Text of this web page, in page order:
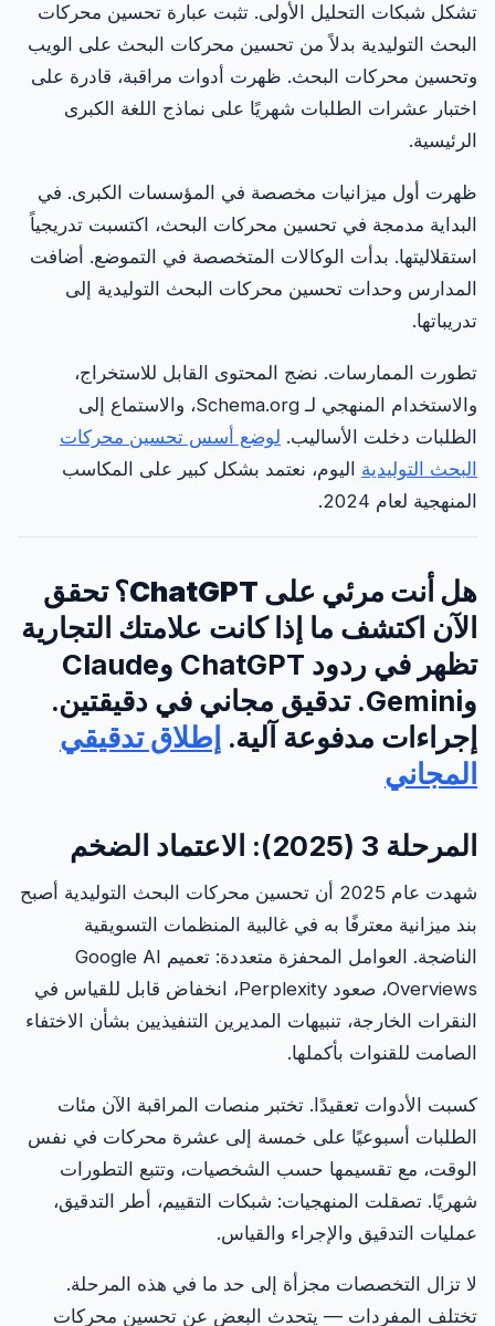
تشكل شبكات التحليل الأولى. تثبت عبارة تحسين محركات
البحث التوليدية بدلاً من تحسين محركات البحث على الويب
وتحسين محركات البحث. ظهرت أدوات مراقبة، قادرة على
اختبار عشرات الطلبات شهريًا على نماذج اللغة الكبرى
الرئيسية.
ظهرت أول ميزانيات مخصصة في المؤسسات الكبرى. في
البداية مدمجة في تحسين محركات البحث، اكتسبت تدريجياً
استقلاليتها. بدأت الوكالات المتخصصة في التموضع. أضافت
المدارس وحدات تحسين محركات البحث التوليدية إلى
تدريباتها.
تطورت الممارسات. نضج المحتوى القابل للاستخراج،
والاستخدام المنهجي لـ Schema.org، والاستماع إلى
الطلبات دخلت الأساليب. لوضع أسس تحسين محركات
البحث التوليدية اليوم، نعتمد بشكل كبير على المكاسب
المنهجية لعام 2024.
هل أنت مرئي على ChatGPT؟ تحقق
الآن اكتشف ما إذا كانت علامتك التجارية
تظهر في ردود ChatGPT وClaude
وGemini. تدقيق مجاني في دقيقتين.
إجراءات مدفوعة آلية. إطلاق تدقيقي
المجاني
المرحلة 3 (2025): الاعتماد الضخم
شهدت عام 2025 أن تحسين محركات البحث التوليدية أصبح
بند ميزانية معترفًا به في غالبية المنظمات التسويقية
الناضجة. العوامل المحفزة متعددة: تعميم Google AI
Overviews، صعود Perplexity، انخفاض قابل للقياس في
النقرات الخارجة، تنبيهات المديرين التنفيذيين بشأن الاختفاء
الصامت للقنوات بأكملها.
كسبت الأدوات تعقيدًا. تختبر منصات المراقبة الآن مئات
الطلبات أسبوعيًا على خمسة إلى عشرة محركات في نفس
الوقت، مع تقسيمها حسب الشخصيات، وتتبع التطورات
شهريًا. تصقلت المنهجيات: شبكات التقييم، أطر التدقيق،
عمليات التدقيق والإجراء والقياس.
لا تزال التخصصات مجزأة إلى حد ما في هذه المرحلة.
تختلف المفردات — يتحدث البعض عن تحسين محركات